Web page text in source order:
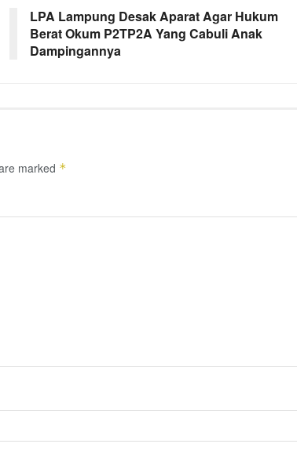
LPA Lampung Desak Aparat Agar Hukum
Berat Okum P2TP2A Yang Cabuli Anak
Dampingannya
marked *